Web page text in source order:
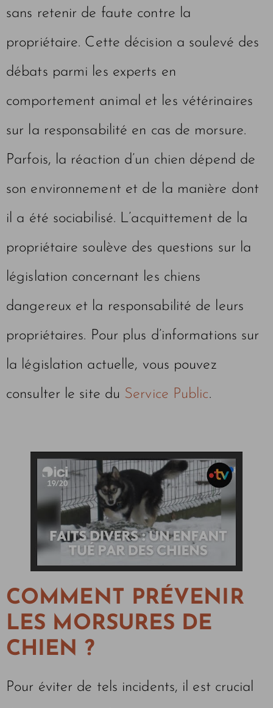
sans retenir de faute contre la
propriétaire. Cette décision a soulevé des
débats parmi les experts en
comportement animal et les vétérinaires
sur la responsabilité en cas de morsure.
Parfois, la réaction d’un chien dépend de
son environnement et de la manière dont
il a été sociabilisé. L’acquittement de la
propriétaire soulève des questions sur la
législation concernant les chiens
dangereux et la responsabilité de leurs
propriétaires. Pour plus d’informations sur
la législation actuelle, vous pouvez
consulter le site du Service Public.
COMMENT PRÉVENIR
LES MORSURES DE
CHIEN ?
Pour éviter de tels incidents, il est crucial